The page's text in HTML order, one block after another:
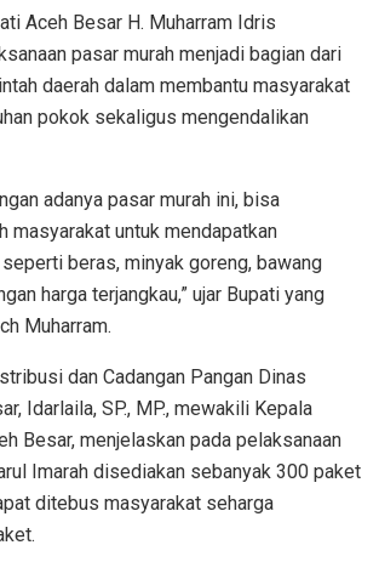
Aceh Besar H. Muharram Idris
pasar murah menjadi bagian dari
daerah dalam membantu masyarakat
pokok sekaligus mengendalikan
adanya pasar murah ini, bisa
masyarakat untuk mendapatkan
beras, minyak goreng, bawang
harga terjangkau,” ujar Bupati yang
Muharram.
dan Cadangan Pangan Dinas
Idarlaila, SP., MP., mewakili Kepala
Besar, menjelaskan pada pelaksanaan
Imarah disediakan sebanyak 300 paket
ditebus masyarakat seharga